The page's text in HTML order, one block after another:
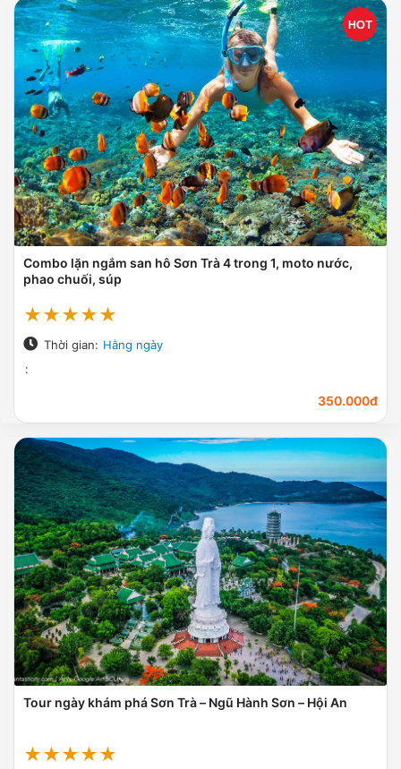
Combo lặn ngắm san hô Sơn Trà 4 trong 1, moto nước,
phao chuối, súp
★★★★★
Thời gian: Hằng ngày
:
350.000đ
Tour ngày khám phá Sơn Trà – Ngũ Hành Sơn – Hội An
★★★★★